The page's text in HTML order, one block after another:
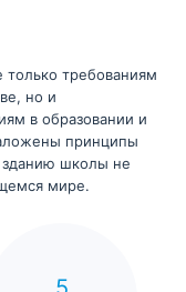
требованиям
но и
в образовании и
принципы
зданию школы не
мире.